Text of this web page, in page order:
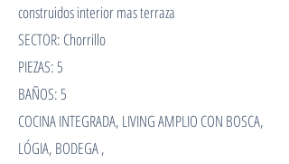
construidos interior mas terraza
SECTOR: Chorrillo
PIEZAS: 5
BAÑOS: 5
COCINA INTEGRADA, LIVING AMPLIO CON BOSCA,
LÓGIA, BODEGA ,